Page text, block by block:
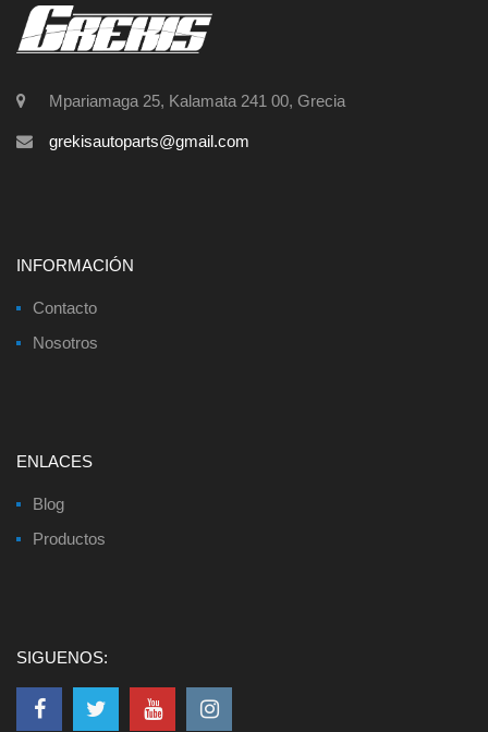
Mpariamaga 25, Kalamata 241 00, Grecia
grekisautoparts@gmail.com
INFORMACIÓN
Contacto
Nosotros
ENLACES
Blog
Productos
SIGUENOS: